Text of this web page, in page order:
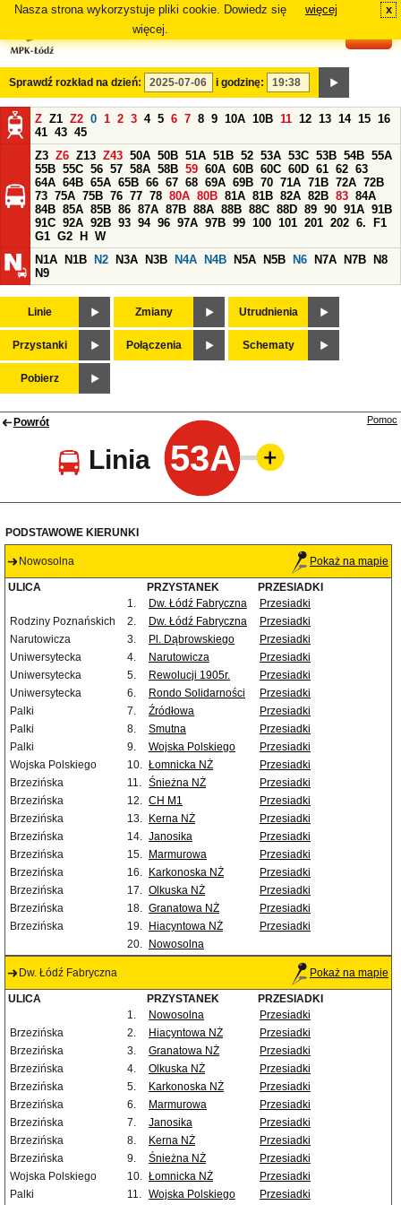
Nasza strona wykorzystuje pliki cookie. Dowiedz się
więcej.
więcej x
Sprawdź rozkład na dzień: i godzinę:
Z Z1 Z2 0 1 2 3 4 5 6 7 8 9 10A 10B 11 12 13 14 15 16
41 43 45
Z3 Z6 Z13 Z43 50A 50B 51A 51B 52 53A 53C 53B 54B 55A
55B 55C 56 57 58A 58B 59 60A 60B 60C 60D 61 62 63
64A 64B 65A 65B 66 67 68 69A 69B 70 71A 71B 72A 72B
73 75A 75B 76 77 78 80A 80B 81A 81B 82A 82B 83 84A
84B 85A 85B 86 87A 87B 88A 88B 88C 88D 89 90 91A 91B
91C 92A 92B 93 94 96 97A 97B 99 100 101 201 202 6.
F1
G1 G2 H
W
N1A
N1B N2 N3A N3B N4A N4B N5A N5B N6 N7A N7B
N8
N9
Linie Zmiany Utrudnienia
Przystanki Połączenia Schematy
Pobierz
Powrót
Linia 53A
Pomoc
PODSTAWOWE KIERUNKI
Nowosolna Pokaż na mapie
ULICA PRZYSTANEK
PRZESIADKI
1.
Dw. Łódź Fabryczna
Przesiadki
Rodziny Poznańskich
2. Dw. Łódź Fabryczna
Przesiadki
Narutowicza
3. Pl. Dąbrowskiego
Przesiadki
Uniwersytecka
4. Narutowicza
Przesiadki
Uniwersytecka
5. Rewolucji 1905r.
Przesiadki
Uniwersytecka
6. Rondo Solidarności
Przesiadki
Palki
7. Źródłowa
Przesiadki
Palki
8. Smutna
Przesiadki
Palki
9. Wojska Polskiego
Przesiadki
Wojska Polskiego
10. Łomnicka NŻ
Przesiadki
Brzezińska
11. Śnieżna NŻ
Przesiadki
Brzezińska
12. CH M1
Przesiadki
Brzezińska
13. Kerna NŻ
Przesiadki
Brzezińska
14. Janosika
Przesiadki
Brzezińska
15. Marmurowa
Przesiadki
Brzezińska
16. Karkonoska NŻ
Przesiadki
Brzezińska
17. Olkuska NŻ
Przesiadki
Brzezińska
18. Granatowa NŻ
Przesiadki
Brzezińska
19. Hiacyntowa NŻ
Przesiadki
20.
Nowosolna
Dw. Łódź Fabryczna Pokaż na mapie
ULICA PRZYSTANEK
PRZESIADKI
1.
Nowosolna
Przesiadki
Brzezińska
2. Hiacyntowa NŻ
Przesiadki
Brzezińska
3. Granatowa NŻ
Przesiadki
Brzezińska
4. Olkuska NŻ
Przesiadki
Brzezińska
5. Karkonoska NŻ
Przesiadki
Brzezińska
6. Marmurowa
Przesiadki
Brzezińska
7. Janosika
Przesiadki
Brzezińska
8. Kerna NŻ
Przesiadki
Brzezińska
9. Śnieżna NŻ
Przesiadki
Wojska Polskiego
10. Łomnicka NŻ
Przesiadki
Palki
11. Wojska Polskiego Przesiadki